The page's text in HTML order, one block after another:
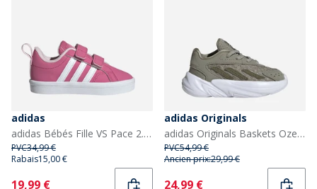
adidas
adidas Bébés Fille VS Pace 2.0 Velcro Baskets Pink Fusion/Cloud White/Clear Pink
PVC34,99 €
Rabais15,00 €
Current
19,99 €
adidas Originals
adidas Originals Baskets Ozelia à Lacets élastiques bébé Silver Pebble/Focus Olive/Cloud White
PVC54,99 €
Ancien prix:29,99 €
Current
24,99 €